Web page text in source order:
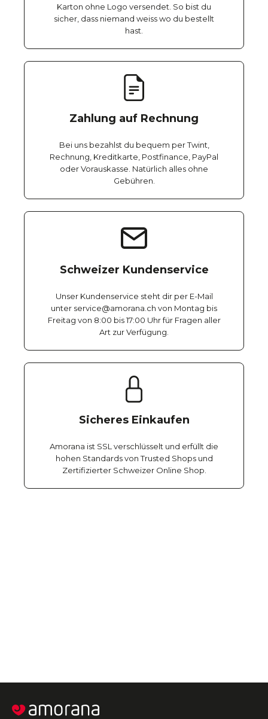
Karton ohne Logo versendet. So bist du
sicher, dass niemand weiss wo du bestellt
hast.
Zahlung auf Rechnung
Bei uns bezahlst du bequem per Twint,
Rechnung, Kreditkarte, Postfinance, PayPal
oder Vorauskasse. Natürlich alles ohne
Gebühren.
Schweizer Kundenservice
Unser Kundenservice steht dir per E-Mail
unter service@amorana.ch von Montag bis
Freitag von 8:00 bis 17:00 Uhr für Fragen aller
Art zur Verfügung.
Sicheres Einkaufen
Amorana ist SSL verschlüsselt und erfüllt die
hohen Standards von Trusted Shops und
Zertifizierter Schweizer Online Shop.